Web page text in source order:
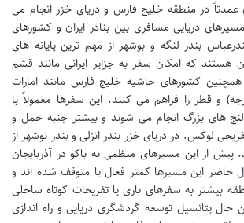
عمدتاً در منطقه خلیج فارس و دریای خزر انجام می
دریایی مسافری بین بنادر ایران و کشورهای
بندر لنگه و بوشهر از مهم ترین پایانه های
هستند که امکان سفر به جزایر ایرانی مانند قشم
کشورهای حاشیه خلیج فارس مانند امارات
و قطر را فراهم می کنند. این سفرها معمولاً با
های بزرگ انجام می شوند و بیشتر جنبه حمل و
لوکس. در دریای خزر بندر انزلی و بندر نوشهر از
پیش از این مسیرهای منظمی به باکو در آذربایجان
حاضر این مسیرها کمتر فعال یا متوقف شده اند و
بیشتر به سفرهای باری یا تفریحات کوتاه ساحلی
پتانسیل توسعه گردشگری دریایی و راه اندازی